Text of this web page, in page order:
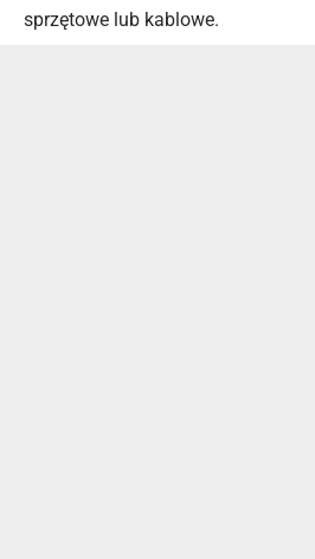
sprzętowe lub kablowe.